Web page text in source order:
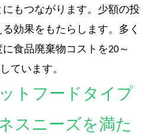
もつながります。少額の投
効果をもたらします。多く
食品廃棄物コストを20～
ています。
トフードタイプ
スニーズを満た